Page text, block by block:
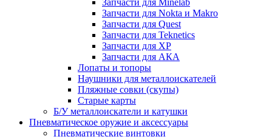
Запчасти для Nokta и Makro
Запчасти для Quest
Запчасти для Teknetics
Запчасти для XP
Запчасти для АКА
Лопаты и топоры
Наушники для металлоискателей
Пляжные совки (скупы)
Старые карты
Б/У металлоискатели и катушки
Пневматическое оружие и аксессуары
Пневматические винтовки